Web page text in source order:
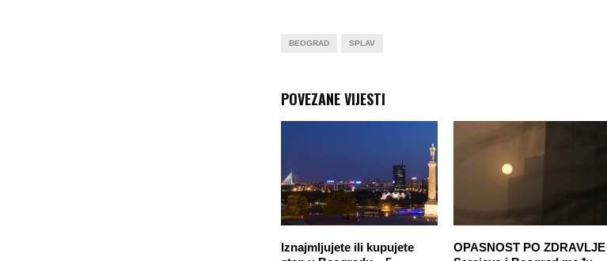
BEOGRAD SPLAV
POVEZANE VIJESTI
Iznajmljujete ili kupujete
OPASNOST PO ZDRAVLJE